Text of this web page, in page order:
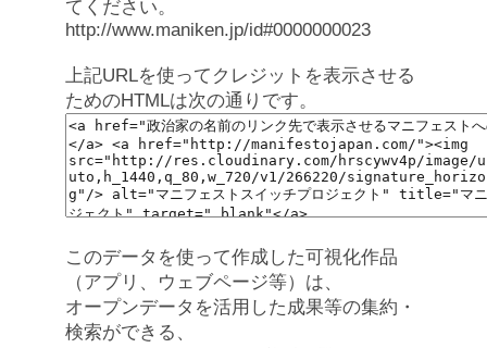
てください。
http://www.maniken.jp/id#0000000023
上記URLを使ってクレジットを表示させる
ためのHTMLは次の通りです。
このデータを使って作成した可視化作品
（アプリ、ウェブページ等）は、
オープンデータを活用した成果等の集約・
検索ができる、